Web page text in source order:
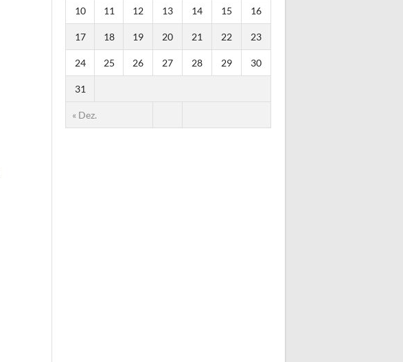
« Dez.
10 11 12 13 14 15 16
17 18 19 20 21 22 23
24 25 26 27 28 29 30
31